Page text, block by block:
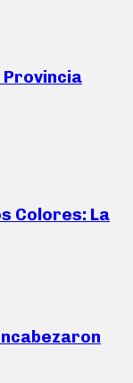
Provincia
Colores: La